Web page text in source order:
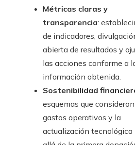
Métricas claras y
transparencia:
de indicadores,
abierta de resultados y
las acciones conforme a
información obtenida.
Sostenibilidad
esquemas que
gastos operativos y la
actualización tecnológica